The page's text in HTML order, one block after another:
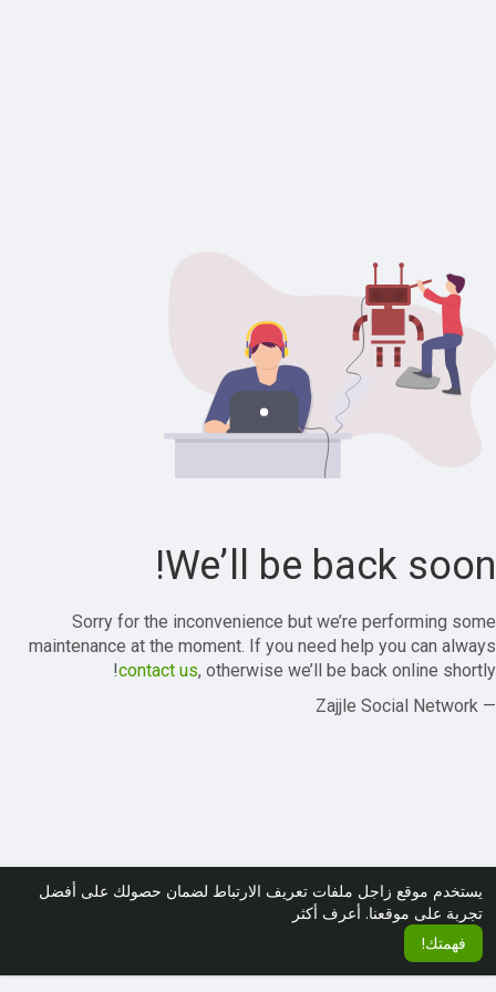
يستخدم موقع زاجل ملفات تعريف الارتباط لضمان حصولك على أفضل
تجربة على موقعنا. أعرف أكثر
فهمتك!
We’ll be back soon!
Sorry for the inconvenience but we’re performing some
maintenance at the moment. If you need help you can always
contact us, otherwise we’ll be back online shortly!
— Zajjle Social Network